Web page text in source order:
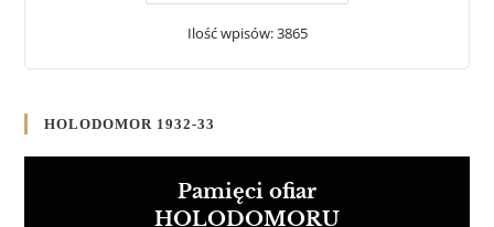
Ilość wpisów: 3865
HOLODOMOR 1932-33
Pamięci ofiar
HOLODOMORU